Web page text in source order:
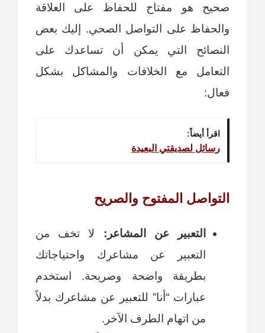
صحيح هو مفتاح للحفاظ على العلاقة
والحفاظ على التواصل الصحي. إليك بعض
النصائح التي يمكن أن تساعدك على
التعامل مع الخلافات والمشاكل بشكل
فعال:
اقرأ أيضاً:
رسائل لصديقتي البعيدة
التواصل المفتوح والصريح
التعبير عن المشاعر: لا تخف من
التعبير عن مشاعرك واحتياجاتك
بطريقة واضحة وصريحة. استخدم
عبارات “أنا” للتعبير عن مشاعرك بدلاً
من اتهام الطرف الآخر.